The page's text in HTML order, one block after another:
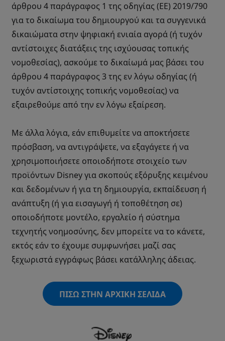
άρθρου 4 παράγραφος 1 της οδηγίας (ΕΕ) 2019/790
για το δικαίωμα του δημιουργού και τα συγγενικά
δικαιώματα στην ψηφιακή ενιαία αγορά (ή τυχόν
αντίστοιχες διατάξεις της ισχύουσας τοπικής
νομοθεσίας), ασκούμε το δικαίωμά μας βάσει του
άρθρου 4 παράγραφος 3 της εν λόγω οδηγίας (ή
τυχόν αντίστοιχης τοπικής νομοθεσίας) να
εξαιρεθούμε από την εν λόγω εξαίρεση.
Με άλλα λόγια, εάν επιθυμείτε να αποκτήσετε
πρόσβαση, να αντιγράψετε, να εξαγάγετε ή να
χρησιμοποιήσετε οποιοδήποτε στοιχείο των
προϊόντων Disney για σκοπούς εξόρυξης κειμένου
και δεδομένων ή για τη δημιουργία, εκπαίδευση ή
ανάπτυξη (ή για εισαγωγή ή τοποθέτηση σε)
οποιοδήποτε μοντέλο, εργαλείο ή σύστημα
τεχνητής νοημοσύνης, δεν μπορείτε να το κάνετε,
εκτός εάν το έχουμε συμφωνήσει μαζί σας
ξεχωριστά εγγράφως βάσει κατάλληλης άδειας.
ΠΙΣΩ ΣΤΗΝ ΑΡΧΙΚΗ ΣΕΛΙΔΑ